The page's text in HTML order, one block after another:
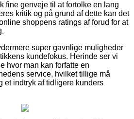
fine genveje til at fortolke en lang
kritik og på grund af dette kan det
shoppens ratings af forud for at
super gavnlige muligheder
kundefokus. Herinde ser vi
hvor man kan forfatte en
service, hvilket tillige må
et indtryk af tidligere kunders